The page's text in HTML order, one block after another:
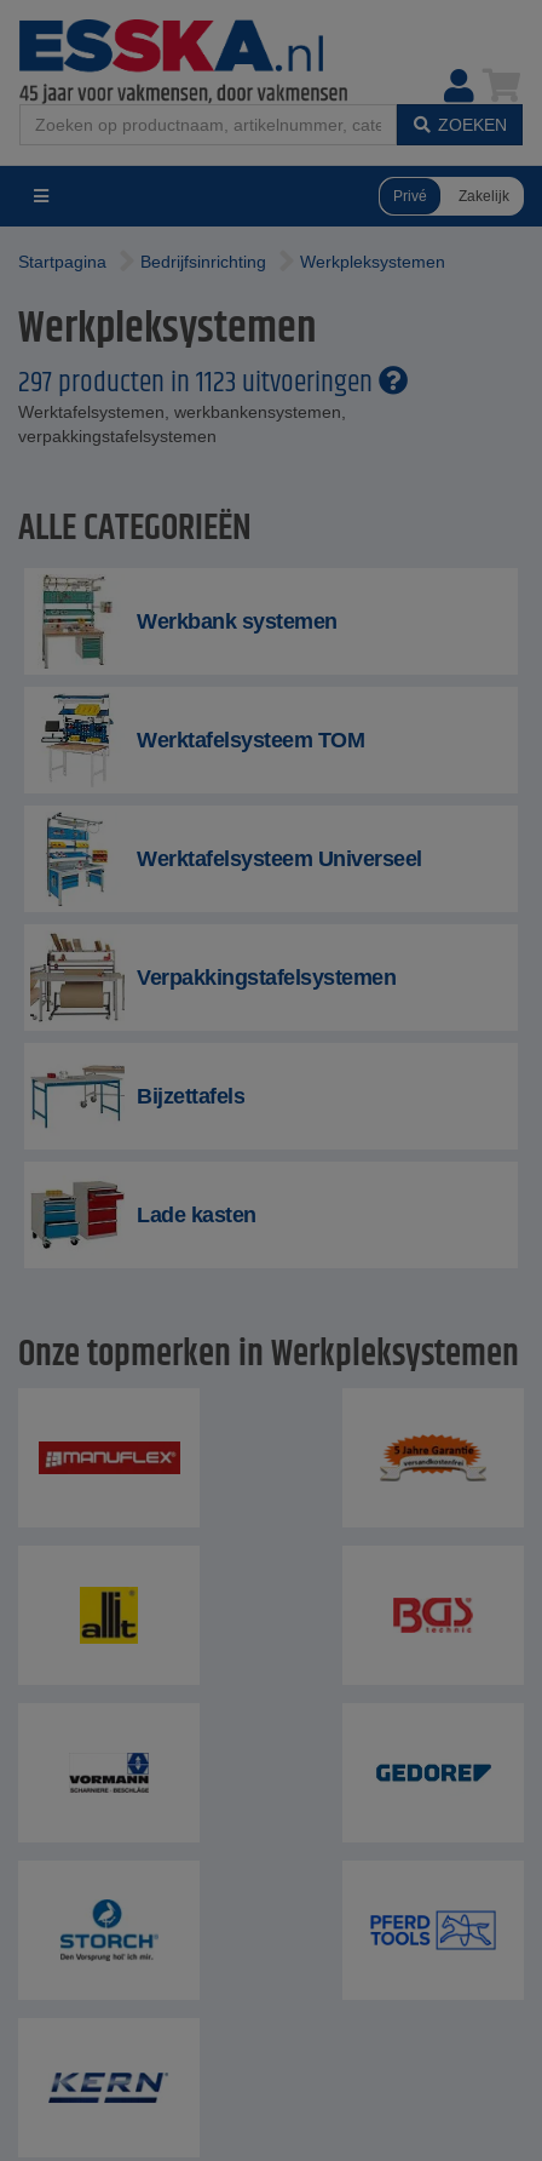
ZOEKEN
Privé Zakelijk
Startpagina Bedrijfsinrichting Werkpleksystemen
Werkpleksystemen
297 producten in 1123 uitvoeringen
Werktafelsystemen, werkbankensystemen,
verpakkingstafelsystemen
ALLE CATEGORIEËN
Werkbank systemen
Werktafelsysteem TOM
Werktafelsysteem Universeel
Verpakkingstafelsystemen
Bijzettafels
Lade kasten
Onze topmerken in Werkpleksystemen